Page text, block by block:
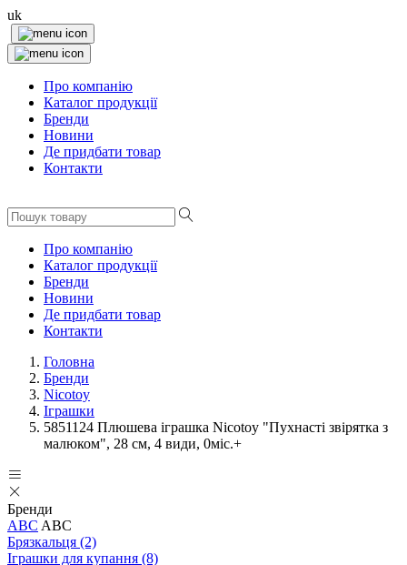
uk
Про компанію
Каталог продукції
Бренди
Новини
Де придбати товар
Контакти
Про компанію
Каталог продукції
Бренди
Новини
Де придбати товар
Контакти
Головна
Бренди
Nicotoy
Іграшки
5851124 Плюшева іграшка Nicotoy "Пухнасті звірятка з
малюком", 28 см, 4 види, 0міс.+
Бренди
ABC ABC
Брязкальця (2)
Іграшки для купання (8)